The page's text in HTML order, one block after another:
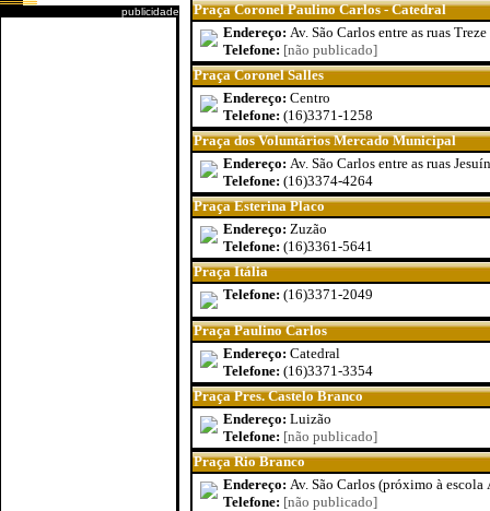
publicidade
Praça Coronel Paulino Carlos - Catedral
Endereço: Av. São Carlos entre as ruas
Telefone: [não publicado]
Praça Coronel Salles
Endereço: Centro
Telefone: (16)3371-1258
Praça dos Voluntários Mercado Municipal
Endereço: Av. São Carlos entre as ruas
Telefone: (16)3374-4264
Praça Esterina Placo
Endereço: Zuzão
Telefone: (16)3361-5641
Praça Itália
Telefone: (16)3371-2049
Praça Paulino Carlos
Endereço: Catedral
Telefone: (16)3371-3354
Praça Pres. Castelo Branco
Endereço: Luizão
Telefone: [não publicado]
Praça Rio Branco
Endereço: Av. São Carlos (próximo à
Telefone: [não publicado]